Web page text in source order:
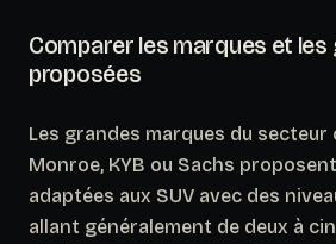
Comparer les marques et
proposées
Les grandes marques du secteur
Monroe, KYB ou Sachs
adaptées aux SUV avec des
allant généralement de deux à